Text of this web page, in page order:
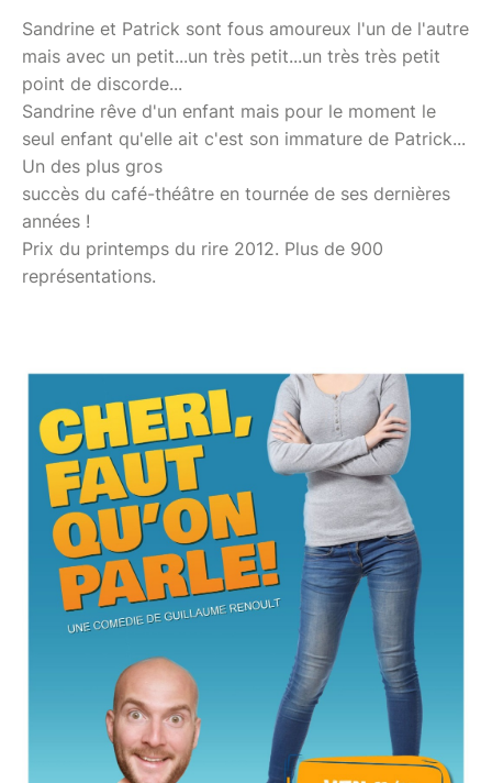
Sandrine et Patrick sont fous amoureux l'un de l'autre
mais avec un petit...un très petit...un très très petit
point de discorde...
Sandrine rêve d'un enfant mais pour le moment le
seul enfant qu'elle ait c'est son immature de Patrick...
Un des plus gros
succès du café-théâtre en tournée de ses dernières
années !
Prix du printemps du rire 2012. Plus de 900
représentations.